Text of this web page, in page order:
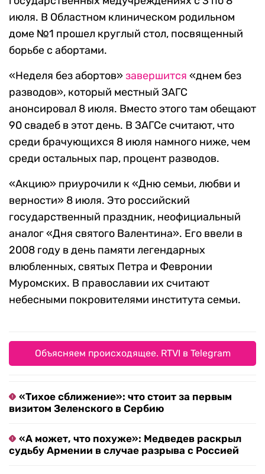
июля. В Областном клиническом родильном
доме №1 прошел круглый стол, посвященный
борьбе с абортами.
«Неделя без абортов»завершится «днем без
разводов», который местный ЗАГС
анонсировал 8 июля. Вместо этого там обещают
90 свадеб в этот день. В ЗАГСе считают, что
среди брачующихся 8 июля намного ниже, чем
среди остальных пар, процент разводов.
«Акцию» приурочили к «Дню семьи, любви и
верности» 8 июля. Это российский
государственный праздник, неофициальный
аналог «Дня святого Валентина». Его ввели в
2008 году в день памяти легендарных
влюбленных, святых Петра и Февронии
Муромских. В православии их считают
небесными покровителями института семьи.
Объясняем происходящее. RTVI в Telegram
«Тихое сближение»: что стоит за первым
визитом Зеленского в Сербию
«А может, что похуже»: Медведев раскрыл
судьбу Армении в случае разрыва с Россией